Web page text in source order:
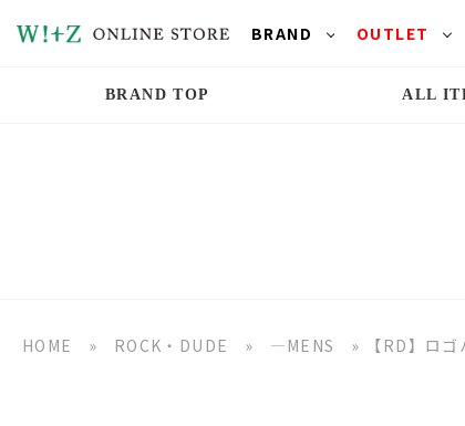
BRAND OUTLET
BRAND TOP ALL
HOME » ROCK・DUDE » ―MENS » 【RD】ロ